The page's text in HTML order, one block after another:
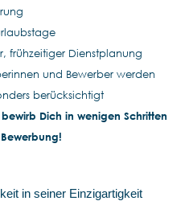
frühzeitiger Dienstplanung
und Bewerber werden
berücksichtigt
Dich in wenigen Schritten
in seiner Einzigartigkeit